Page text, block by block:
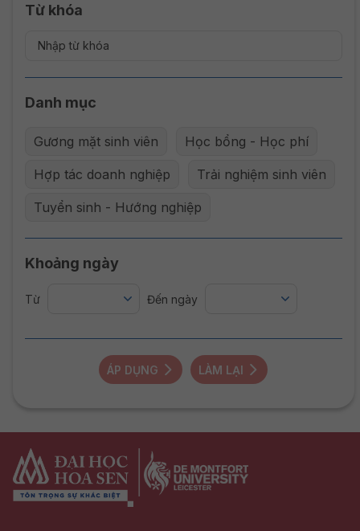
Từ khóa
Danh mục
Gương mặt sinh viên Học bổng - Học phí
Hợp tác doanh nghiệp Trải nghiệm sinh viên
Tuyển sinh - Hướng nghiệp
Khoảng ngày
Từ Đến ngày
ÁP DỤNG LÀM LẠI